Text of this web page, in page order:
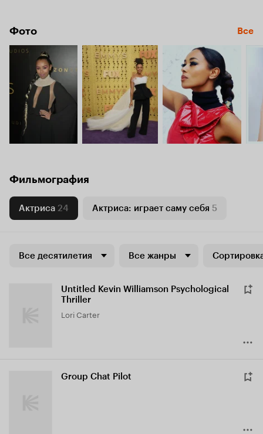
Фото Все
Фильмография
Актриса 24 Актриса: играет саму себя 5
Все десятилетия Все жанры
Untitled Kevin Williamson Psychological
Thriller
Lori Carter
Group Chat Pilot